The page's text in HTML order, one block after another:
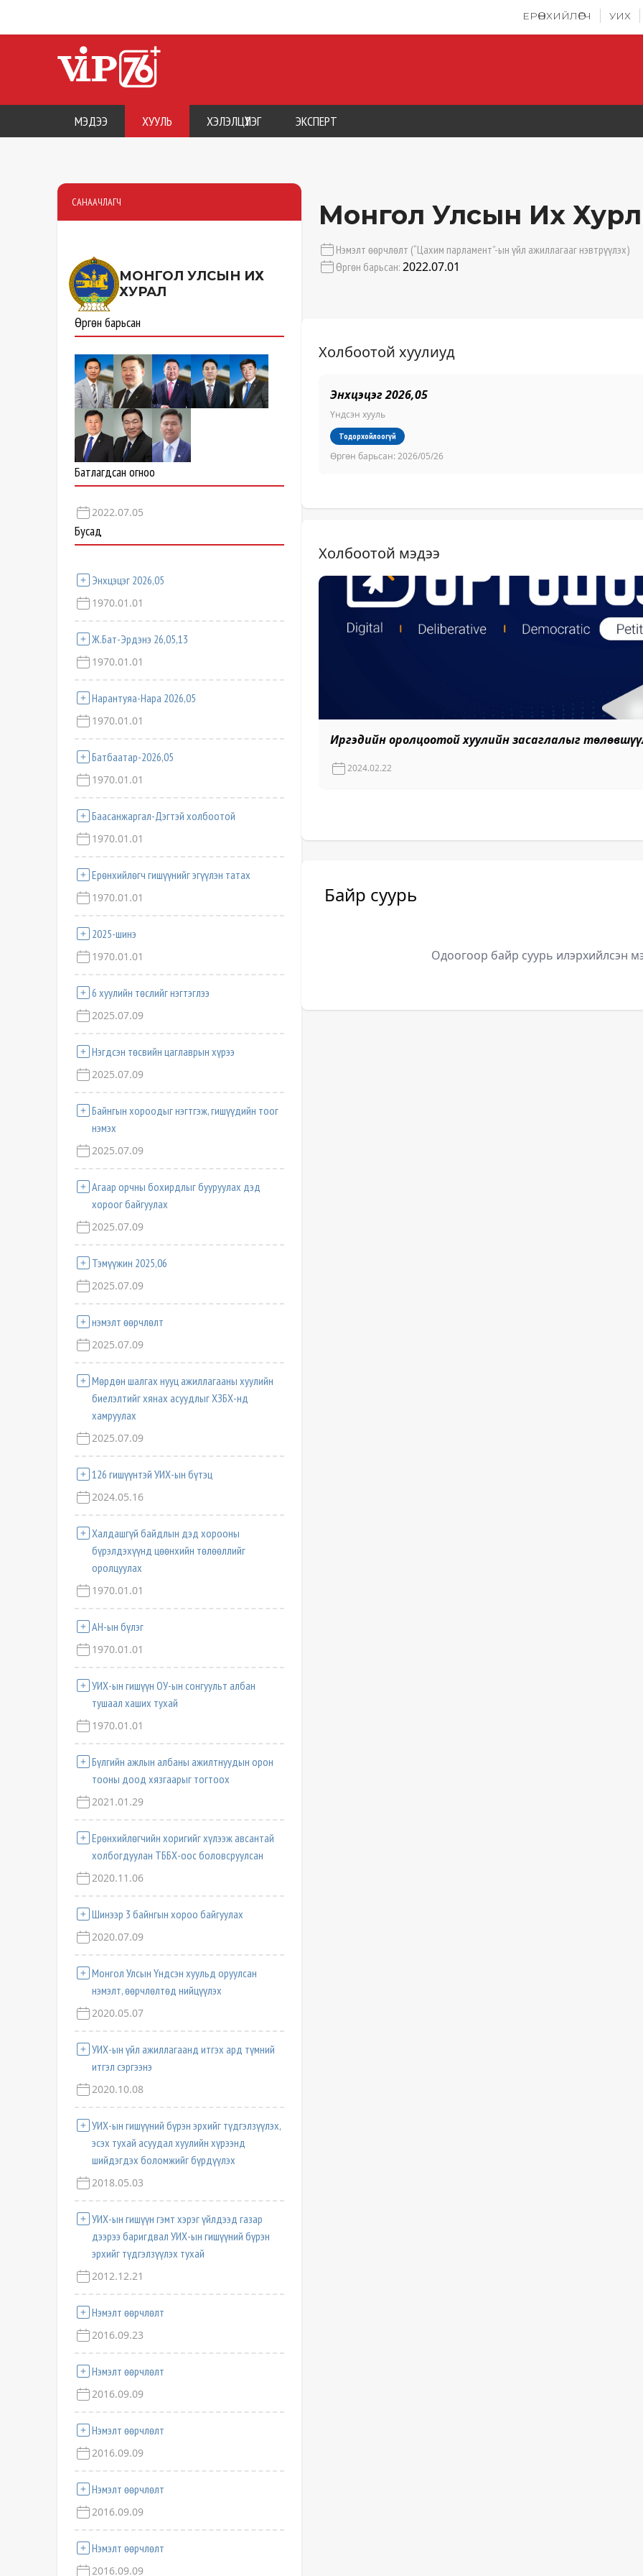
ЕРӨНХИЙЛӨГЧ УИХ
МЭДЭЭ ХУУЛЬ ХЭЛЭЛЦҮҮЛЭГ ЭКСПЕРТ
САНААЧЛАГЧ
МОНГОЛ УЛСЫН ИХ
ХУРАЛ
Өргөн барьсан
Батлагдсан огноо
2022.07.05
Бусад
Энхцэцэг 2026,05
1970.01.01
Ж.Бат-Эрдэнэ 26,05,13
1970.01.01
Нарантуяа-Нара 2026,05
1970.01.01
Батбаатар-2026,05
1970.01.01
Баасанжаргал-Дэгтэй холбоотой
1970.01.01
Ерөнхийлөгч гишүүнийг эгүүлэн татах
1970.01.01
2025-шинэ
1970.01.01
6 хуулийн төслийг нэгтэглээ
2025.07.09
Нэгдсэн төсвийн цаглаврын хүрээ
2025.07.09
Байнгын хороодыг нэгтгэж, гишүүдийн тоог
нэмэх
2025.07.09
Агаар орчны бохирдлыг бууруулах дэд
хороог байгуулах
2025.07.09
Тэмүүжин 2025,06
2025.07.09
нэмэлт өөрчлөлт
2025.07.09
Мөрдөн шалгах нууц ажиллагааны хуулийн
биелэлтийг хянах асуудлыг ХЗБХ-нд
хамруулах
2025.07.09
126 гишүүнтэй УИХ-ын бүтэц
2024.05.16
Халдашгүй байдлын дэд хорооны
бүрэлдэхүүнд цөөнхийн төлөөллийг
оролцуулах
1970.01.01
АН-ын бүлэг
1970.01.01
УИХ-ын гишүүн ОУ-ын сонгуульт албан
тушаал хаших тухай
1970.01.01
Бүлгийн ажлын албаны ажилтнуудын орон
тооны доод хязгаарыг тогтоох
2021.01.29
Ерөнхийлөгчийн хоригийг хүлээж авсантай
холбогдуулан ТББХ-оос боловсруулсан
2020.11.06
Шинээр 3 байнгын хороо байгуулах
2020.07.09
Монгол Улсын Үндсэн хуульд оруулсан
нэмэлт, өөрчлөлтөд нийцүүлэх
2020.05.07
УИХ-ын үйл ажиллагаанд итгэх ард түмний
итгэл сэргээнэ
2020.10.08
УИХ-ын гишүүний бүрэн эрхийг түдгэлзүүлэх,
эсэх тухай асуудал хуулийн хүрээнд
шийдэгдэх боломжийг бүрдүүлэх
2018.05.03
УИХ-ын гишүүн гэмт хэрэг үйлдээд газар
дээрээ баригдвал УИХ-ын гишүүний бүрэн
эрхийг түдгэлзүүлэх тухай
2012.12.21
Нэмэлт өөрчлөлт
2016.09.23
Нэмэлт өөрчлөлт
2016.09.09
Нэмэлт өөрчлөлт
2016.09.09
Нэмэлт өөрчлөлт
2016.09.09
Нэмэлт өөрчлөлт
2016.09.09
Монгол Улсын Их
Нэмэлт өөрчлөлт (“Цахим парламент”-ын үйл ажиллагааг нэвтрүүлэх)
Өргөн барьсан: 2022.07.01
Холбоотой хуулиуд
Энхцэцэг 2026,05
Үндсэн хууль
Тодорхойлоогүй
Өргөн барьсан: 2026/05/26
Холбоотой мэдээ
Иргэдийн оролцоотой хуулийн засаглалыг
2024.02.22
Байр суурь
Одоогоор байр суурь илэрхийлсэн